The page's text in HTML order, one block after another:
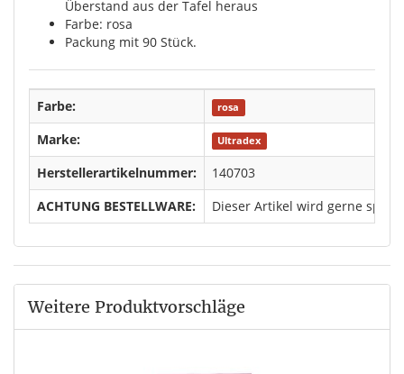
Überstand aus der Tafel heraus
Farbe: rosa
Packung mit 90 Stück.
Farbe: rosa
Marke: Ultradex
Herstellerartikelnummer:
140703
ACHTUNG BESTELLWARE:
Dieser Artikel wird gerne
Weitere Produktvorschläge